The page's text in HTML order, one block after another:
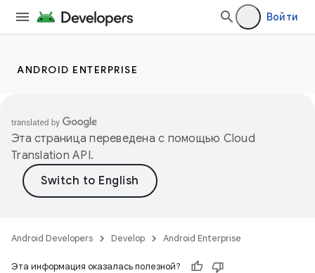
Войти
ANDROID ENTERPRISE
Эта страница переведена с помощью Cloud
Translation API.
Android Developers Develop Android Enterprise
Эта информация оказалась полезной?